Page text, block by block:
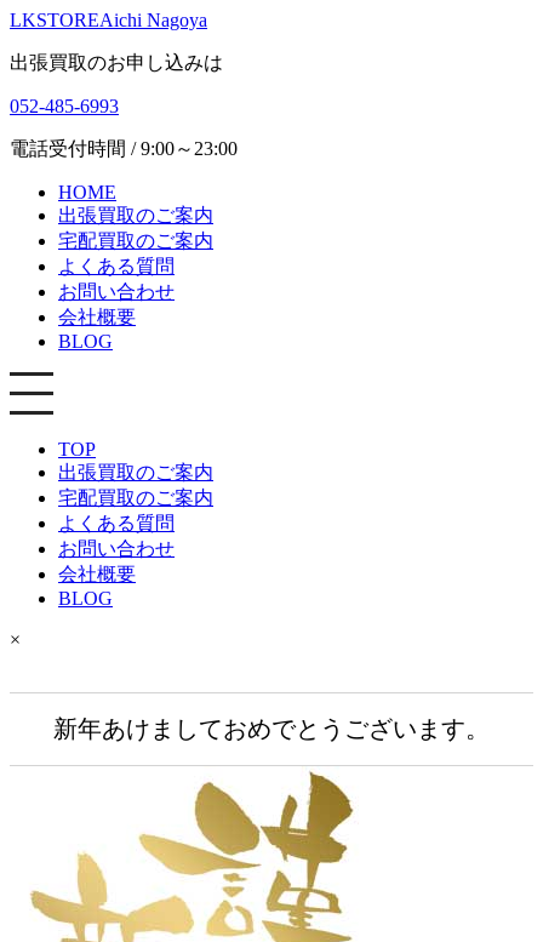
LKSTOREAichi Nagoya
出張買取のお申し込みは
052-485-6993
電話受付時間 / 9:00～23:00
HOME
出張買取のご案内
宅配買取のご案内
よくある質問
お問い合わせ
会社概要
BLOG
TOP
出張買取のご案内
宅配買取のご案内
よくある質問
お問い合わせ
会社概要
BLOG
×
新年あけましておめでとうございます。